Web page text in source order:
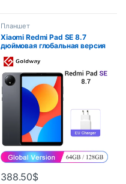
Планшет
Xiaomi Redmi Pad SE 8.7
дюймовая глобальная версия
6650mAh MTK Helio G85 с
двумя динамиками Dolby
Atmos
388.50$